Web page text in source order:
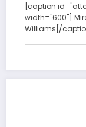
[caption
width="600"]
Williams[/